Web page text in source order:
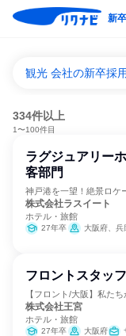
新
観光 会社の新卒採
334件以上
1〜100件目
ラグジュアリー
客部門
神戸港を一望！絶景ロケ
株式会社ラスイート
ホテル・旅館
27年卒 大阪府、兵
フロントスタッフ
【フロント/大阪】私た
株式会社王宮
ホテル・旅館
27年卒 大阪府